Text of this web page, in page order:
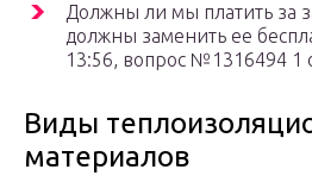
Должны ли мы платить за
должны заменить ее
13:56, вопрос №1316494 1
Виды
материалов